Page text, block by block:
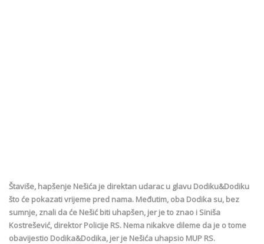
Štaviše, hapšenje Nešića je direktan udarac u glavu Dodiku&Dodiku
što će pokazati vrijeme pred nama. Međutim, oba Dodika su, bez
sumnje, znali da će Nešić biti uhapšen, jer je to znao i Siniša
Kostrešević, direktor Policije RS. Nema nikakve dileme da je o tome
obavijestio Dodika&Dodika, jer je Nešića uhapsio MUP RS.